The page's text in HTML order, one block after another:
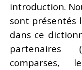
introduction.
sont présentés
dans ce
partenaires
comparses,